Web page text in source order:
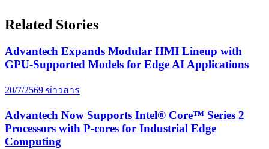
Related Stories
Advantech Expands Modular HMI Lineup with
GPU-Supported Models for Edge AI Applications
20/7/2569 ข่าวสาร
Advantech Now Supports Intel® Core™ Series 2
Processors with P-cores for Industrial Edge
Computing